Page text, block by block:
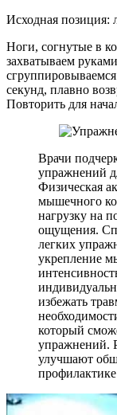
Исходная позиция:
Ноги, согнутые в
захватываем
секунд, плавно
Повторить для
Врачи
упражнений
Физическая
мышечного
нагрузку на
ощущения.
легких
укрепление
избежать
который
упражнений.
улучшают